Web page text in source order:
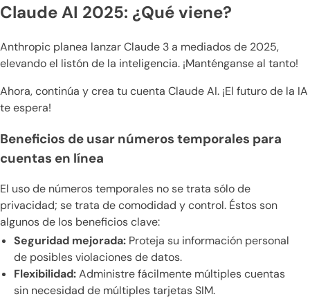
Claude AI 2025: ¿Qué viene?
Anthropic planea lanzar Claude 3 a mediados de 2025,
elevando el listón de la inteligencia. ¡Manténganse al tanto!
Ahora, continúa y crea tu cuenta Claude AI. ¡El futuro de la IA
te espera!
Beneficios de usar números temporales para
cuentas en línea
El uso de números temporales no se trata sólo de
privacidad; se trata de comodidad y control. Éstos son
algunos de los beneficios clave:
Seguridad mejorada: Proteja su información personal
de posibles violaciones de datos.
Flexibilidad:Administre fácilmente múltiples cuentas
sin necesidad de múltiples tarjetas SIM.